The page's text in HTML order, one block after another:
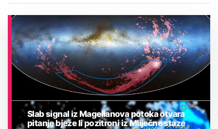
Slab signal iz Magellanova potoka otvara
pitanje bježe li pozitroni iz Mliječne staze